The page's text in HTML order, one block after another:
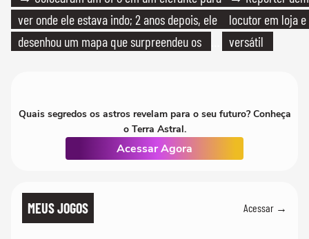
ver onde ele estava indo; 2 anos depois, ele
desenhou um mapa que surpreendeu os
locutor em loja
versátil
Quais segredos os astros revelam para o seu futuro? Conheça
o Terra Astral.
Acessar Agora
MEUS JOGOS Acessar →